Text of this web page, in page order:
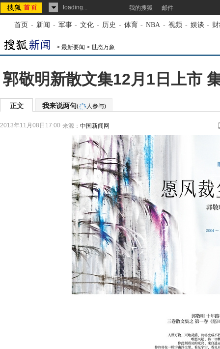
loading... 我的搜狐 邮件
首页 - 新闻 - 军事 - 文化 - 历史 - 体育 - NBA - 视频 - 娱谈 -
> 最新要闻 > 世态万象
郭敬明新散文集12月1日上市
正文 我来说两句( 人参与)
2013年11月08日17:00 来源： 中国新闻网